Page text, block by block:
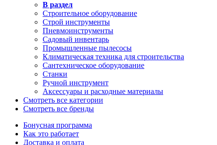
В раздел
Строительное оборудование
Строй инструменты
Пневмоинструменты
Садовый инвентарь
Промышленные пылесосы
Климатическая техника для строительства
Сантехническое оборудование
Станки
Ручной инструмент
Аксессуары и расходные материалы
Смотреть все категории
Смотреть все бренды
Бонусная программа
Как это работает
Доставка и оплата